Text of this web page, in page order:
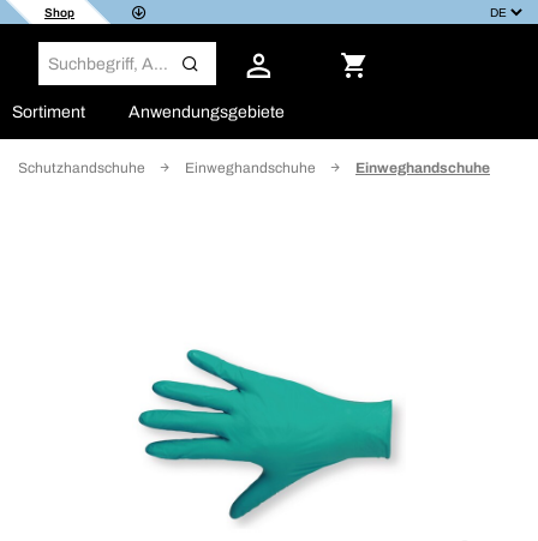
Shop
Sortiment Anwendungsgebiete
Schutzhandschuhe Einweghandschuhe Einweghandschuhe